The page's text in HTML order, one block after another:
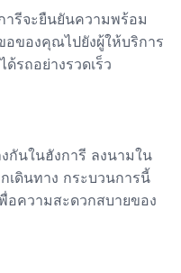
ารีจะยืนยันความพร้อม
อของคุณไปยังผู้ให้บริการ
รถอย่างรวดเร็ว
นในฮังการี ลงนามใน
ดินทาง กระบวนการนี้
อความสะดวกสบายของ